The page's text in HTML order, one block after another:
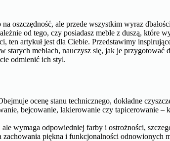
oszczędność, ale przede wszystkim wyraz
od tego, czy posiadasz meble z duszą, które
ten artykuł jest dla Ciebie. Przedstawimy
starych meblach, nauczysz się, jak je przygotować
odmienić ich styl.
ocenę stanu technicznego, dokładne
bejcowanie, lakierowanie czy tapicerowanie –
wymaga odpowiedniej farby i ostrożności,
piękna i funkcjonalności odnowionych